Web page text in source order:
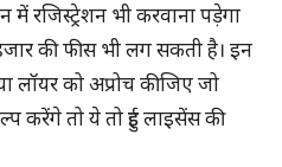
में रजिस्ट्रेशन भी करवाना पड़ेगा
की फीस भी लग सकती है। इन
लॉयर को अप्रोच कीजिए जो
तो ये तो हुई लाइसेंस की